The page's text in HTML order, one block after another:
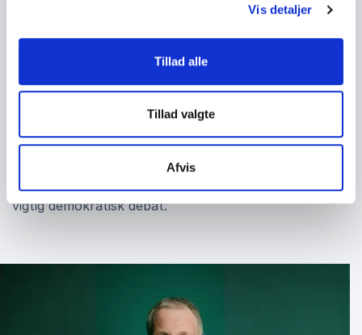
Vis detaljer
Tillad alle
Tillad valgte
Afvis
Kim Hundevadt bruger sine romaner som løftestang
til at tale om det, der splitter os – fra ulvefrygt til
kløften mellem land og by. I får en engageret
hjem med en fornyet lyst til at deltage i den
demokratiske samtale - og måske endda lytte til dem,
man ikke altid er enige med.
Book Kim Hundevadt for en oplevelse, der
kombinerer litterær 'true crime'-stemning med en
vigtig demokratisk debat.